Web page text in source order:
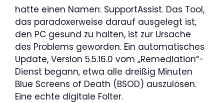
hatte einen Namen: SupportAssist. Das Tool,
das paradoxerweise darauf ausgelegt ist,
den PC gesund zu halten, ist zur Ursache
des Problems geworden. Ein automatisches
Update, Version 5.5.16.0 vom „Remediation“-
Dienst begann, etwa alle dreißig Minuten
Blue Screens of Death (BSOD) auszulösen.
Eine echte digitale Folter.